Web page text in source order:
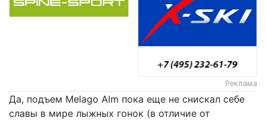
Реклама
Да, подъем Melago Alm пока еще не снискал себе
славы в мире лыжных гонок (в отличие от